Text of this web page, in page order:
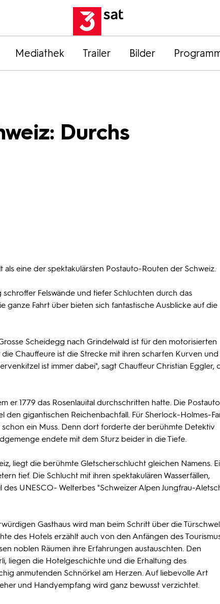
Mediathek Trailer Bilder
Durchs
eine der spektakulärsten Postauto-Routen der Schweiz.
Felswände und tiefer Schluchten durch das
ganze Fahrt über bieten sich fantastische Ausblicke auf die
Scheidegg nach Grindelwald ist für den motorisierten
Chauffeure ist die Strecke mit ihren scharfen Kurven und
ist immer dabei", sagt Chauffeur Christian Eggler,
er 1779 das Rosenlauital durchschritten hatte. Die
den gigantischen Reichenbachfall. Für Sherlock-Holmes-
schon ein Muss. Denn dort forderte der berühmte Detektiv
endete mit dem Sturz beider in die Tiefe.
liegt die berühmte Gletscherschlucht gleichen Namens.
tief. Die Schlucht mit ihren spektakulären Wasserfällen,
UNESCO- Welterbes "Schweizer Alpen Jungfrau-
Gasthaus wird man beim Schritt über die
des Hotels erzählt auch von den Anfängen des
noblen Räumen ihre Erfahrungen austauschten. Den
liegen die Hotelgeschichte und die Erhaltung des
anmutenden Schnörkel am Herzen. Auf liebevolle Art
und Handyempfang wird ganz bewusst verzichtet.